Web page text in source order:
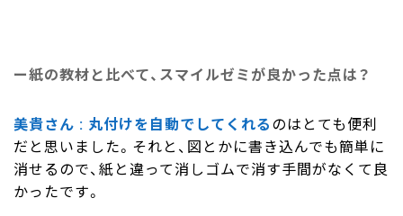
紙の教材と比べて、スマイルゼミが良かった点は？
美貴さん 丸付けを自動でしてくれるのはとても便利
だと思いました。それと、図とかに書き込んでも簡単に
消せるので、紙と違って消しゴムで消す手間がなくて良
かったです。